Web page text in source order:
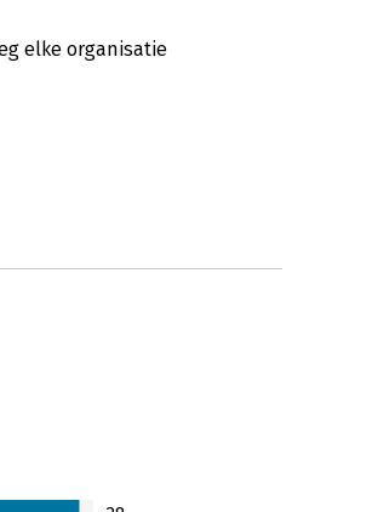
elke organisatie
de lezers te laten zien dat er
u mee.